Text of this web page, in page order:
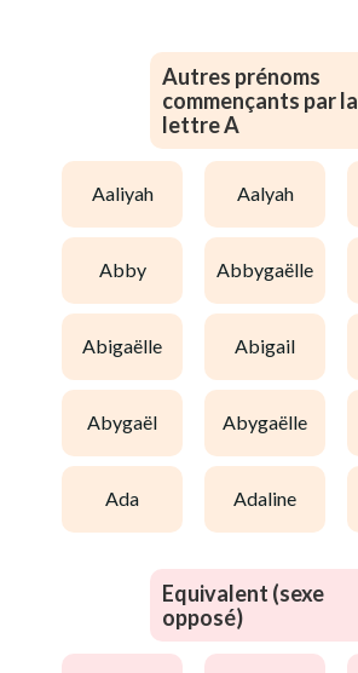
Autres prénoms
commençants par la
lettre A
aaliyah aalyah
abby abbygaëlle
abigaëlle abigail
abygaël abygaëlle
ada adaline
Equivalent (sexe
opposé)